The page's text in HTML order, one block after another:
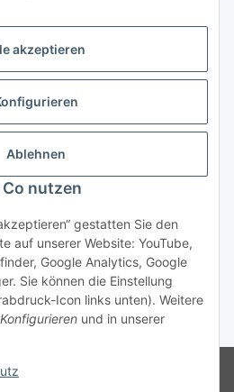
akzeptieren
Ablehnen
nutzen
gestatten Sie den
auf unserer Website: YouTube,
Google Analytics, Google
Sie können die Einstellung
Icon links unten). Weitere
Konfigurieren und in unserer
wiederrufen
zzgl.Versand